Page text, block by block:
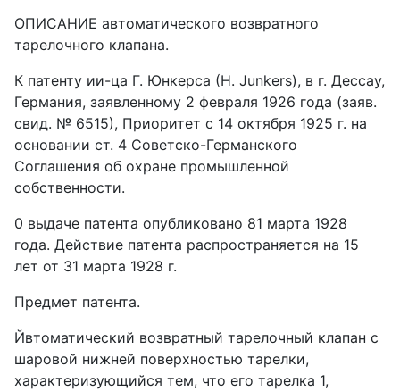
ОПИСАНИЕ автоматического возвратного
тарелочного клапана.
К патенту ии-ца Г. Юнкерса (Н. Junkers), в г. Дессау,
Германия, заявленному 2 февраля 1926 года (заяв.
свид. № 6515), Приоритет с 14 октября 1925 г. на
основании ст. 4 Советско-Германского
Соглашения об охране промышленной
собственности.
0 выдаче патента опубликовано 81 марта 1928
года. Действие патента распространяется на 15
лет от 31 марта 1928 г.
Предмет патента.
Йвтоматический возвратный тарелочный клапан с
шаровой нижней поверхностью тарелки,
характеризующийся тем, что его тарелка 1,